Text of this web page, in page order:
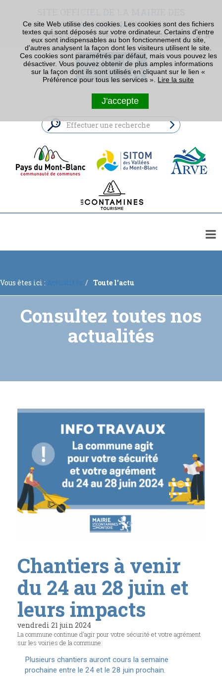
CONTAMINES-MONTJOIE
ACCUEIL ACCESSIBILITÉ CONTACT
À VOTRE SERVICE
URBANISME
Vous êtes ici : Actualités Toute l'actu
Consultez toutes nos
actualités
Chantiers à venir
du 24 au 28 juin et
leurs impacts
vendredi 21 juin 2024
La commune continue d'agir pour votre sécurité et votre agrément
sur les voiries de la commune.
Plusieurs chantiers auront cours la semaine
prochaine entre le 24 et le 28 juin prochain.
Ce site Web utilise des cookies. Les cookies sont des fichiers
textes qui sont déposés sur votre ordinateur. Certains d'entre
eux sont indispensables au bon fonctionnement du site,
d'autres analysent la façon dont les visiteurs utilisent le site.
Ces cookies sont paramétrés par défaut, mais vous pouvez les
désactiver. Vous pouvez obtenir de plus amples informations
sur la façon dont ils sont utilisés en cliquant sur le lien «
Préférence pour tous les services ». Lire la suite
J'accepte